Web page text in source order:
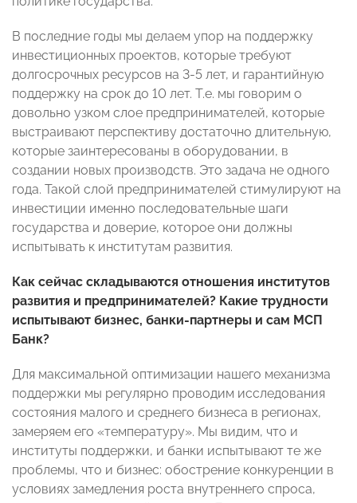
В последние годы мы делаем упор на поддержку
инвестиционных проектов, которые требуют
долгосрочных ресурсов на 3-5 лет, и гарантийную
поддержку на срок до 10 лет. Т.е. мы говорим о
довольно узком слое предпринимателей, которые
выстраивают перспективу достаточно длительную,
которые заинтересованы в оборудовании, в
создании новых производств. Это задача не одного
года. Такой слой предпринимателей стимулируют на
инвестиции именно последовательные шаги
государства и доверие, которое они должны
испытывать к институтам развития.
Как сейчас складываются отношения институтов
развития и предпринимателей? Какие трудности
испытывают бизнес, банки-партнеры и сам МСП
Банк?
Для максимальной оптимизации нашего механизма
поддержки мы регулярно проводим исследования
состояния малого и среднего бизнеса в регионах,
замеряем его «температуру». Мы видим, что и
институты поддержки, и банки испытывают те же
проблемы, что и бизнес: обострение конкуренции в
условиях замедления роста внутреннего спроса,